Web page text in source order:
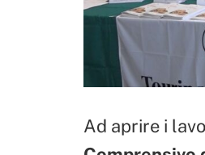
Ad aprire i